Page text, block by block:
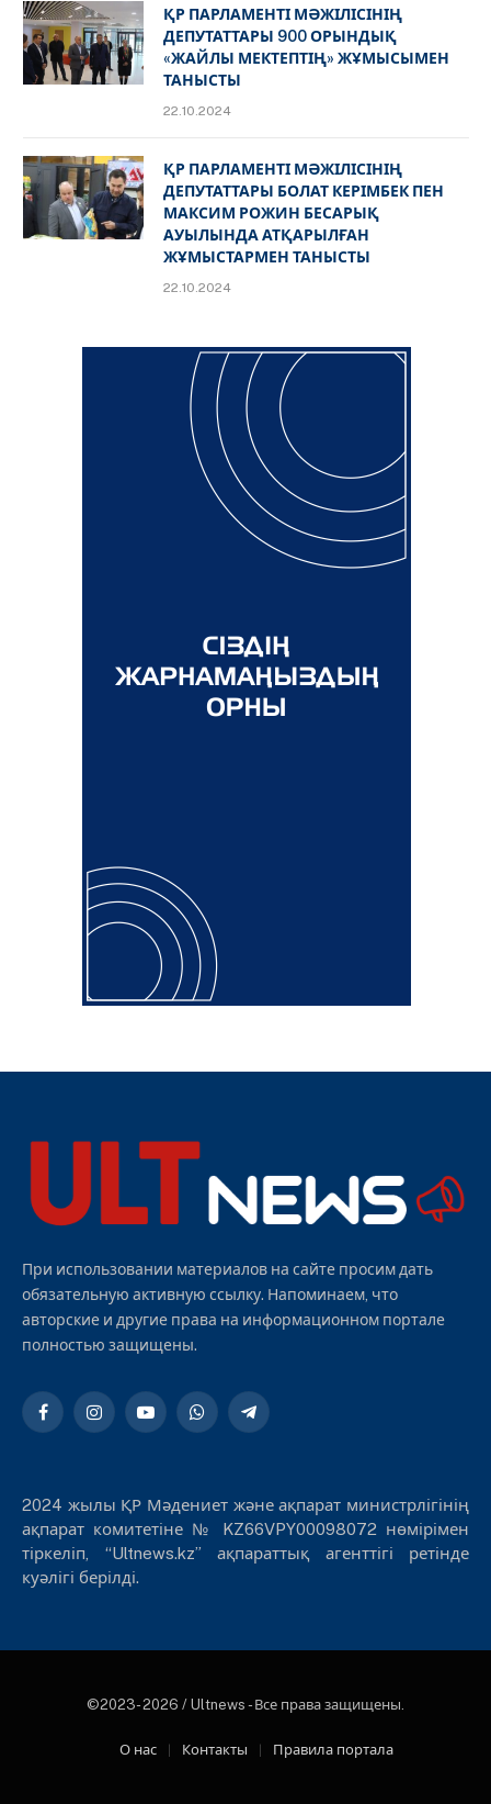
ҚР ПАРЛАМЕНТІ МӘЖІЛІСІНІҢ
ДЕПУТАТТАРЫ 900 ОРЫНДЫҚ
«ЖАЙЛЫ МЕКТЕПТІҢ» ЖҰМЫСЫМЕН
ТАНЫСТЫ
22.10.2024
ҚР ПАРЛАМЕНТІ МӘЖІЛІСІНІҢ
ДЕПУТАТТАРЫ БОЛАТ КЕРІМБЕК ПЕН
МАКСИМ РОЖИН БЕСАРЫҚ
АУЫЛЫНДА АТҚАРЫЛҒАН
ЖҰМЫСТАРМЕН ТАНЫСТЫ
22.10.2024
При использовании материалов на сайте просим дать
обязательную активную ссылку. Напоминаем, что
авторские и другие права на информационном портале
полностью защищены.
FacebookInstagramYouTubeWhatsAppTelegram
2024 жылы ҚР Мәдениет және ақпарат министрлігінің
ақпарат комитетіне № KZ66VPY00098072 нөмірімен
тіркеліп, “Ultnews.kz” ақпараттық агенттігі ретінде
куәлігі берілді.
©2023- 2026 / Ultnews - Все права защищены.
О нас Контакты Правила портала